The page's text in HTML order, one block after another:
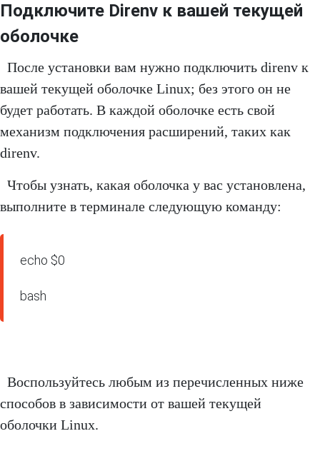
Подключите Direnv к вашей текущей
оболочке
После установки вам нужно подключить direnv к
вашей текущей оболочке Linux; без этого он не
будет работать. В каждой оболочке есть свой
механизм подключения расширений, таких как
direnv.
Чтобы узнать, какая оболочка у вас установлена,
выполните в терминале следующую команду:
echo $0
bash
Воспользуйтесь любым из перечисленных ниже
способов в зависимости от вашей текущей
оболочки Linux.